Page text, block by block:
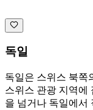
독일
독일은 스위스 북쪽
스위스 관광 지역에
을 넘거나 독일에서